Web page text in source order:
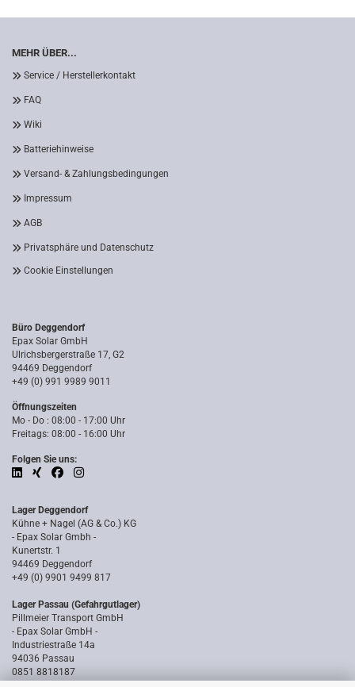
MEHR ÜBER...
Service / Herstellerkontakt
FAQ
Wiki
Batteriehinweise
Versand- & Zahlungsbedingungen
Impressum
AGB
Privatsphäre und Datenschutz
Cookie Einstellungen
Büro Deggendorf
Epax Solar GmbH
Ulrichsbergerstraße 17, G2
94469 Deggendorf
+49 (0) 991 9989 9011
Öffnungszeiten
Mo - Do : 08:00 - 17:00 Uhr
Freitags: 08:00 - 16:00 Uhr
Folgen Sie uns:
Lager Deggendorf
Kühne + Nagel (AG & Co.) KG
- Epax Solar Gmbh -
Kunertstr. 1
94469 Deggendorf
+49 (0) 9901 9499 817
Lager Passau (Gefahrgutlager)
Pillmeier Transport GmbH
- Epax Solar GmbH -
Industriestraße 14a
94036 Passau
0851 8818187